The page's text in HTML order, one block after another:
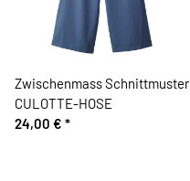
Zwischenmass Schnittmuster
CULOTTE-HOSE
24,00 € *